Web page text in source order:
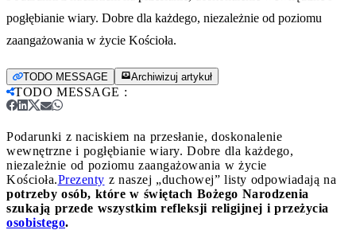
pogłębianie wiary. Dobre dla każdego, niezależnie od poziomu
zaangażowania w życie Kościoła.
TODO MESSAGE Archiwizuj artykuł
TODO MESSAGE :
Podarunki z naciskiem na przesłanie, doskonalenie
wewnętrzne i pogłębianie wiary. Dobre dla każdego,
niezależnie od poziomu zaangażowania w życie
Kościoła.Prezenty z naszej „duchowej” listy odpowiadają na
potrzeby osób, które w świętach Bożego Narodzenia
szukają przede wszystkim refleksji religijnej i przeżycia
osobistego.